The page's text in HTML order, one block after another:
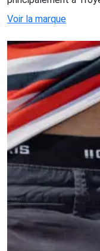
Voir la marque